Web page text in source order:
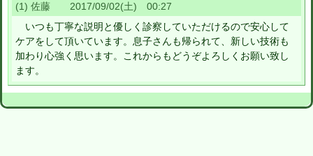
(1) 佐藤 2017/09/02(土) 00:27
いつも丁寧な説明と優しく診察していただけるので安心して
ケアをして頂いています。息子さんも帰られて、新しい技術も
加わり心強く思います。これからもどうぞよろしくお願い致し
ます。